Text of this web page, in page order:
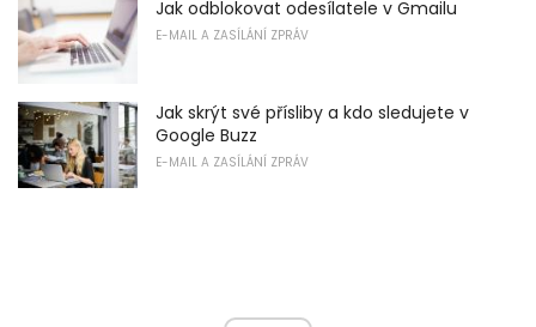
Jak odblokovat odesílatele v Gmailu
E-MAIL A ZASÍLÁNÍ ZPRÁV
Jak skrýt své přísliby a kdo sledujete v
Google Buzz
E-MAIL A ZASÍLÁNÍ ZPRÁV